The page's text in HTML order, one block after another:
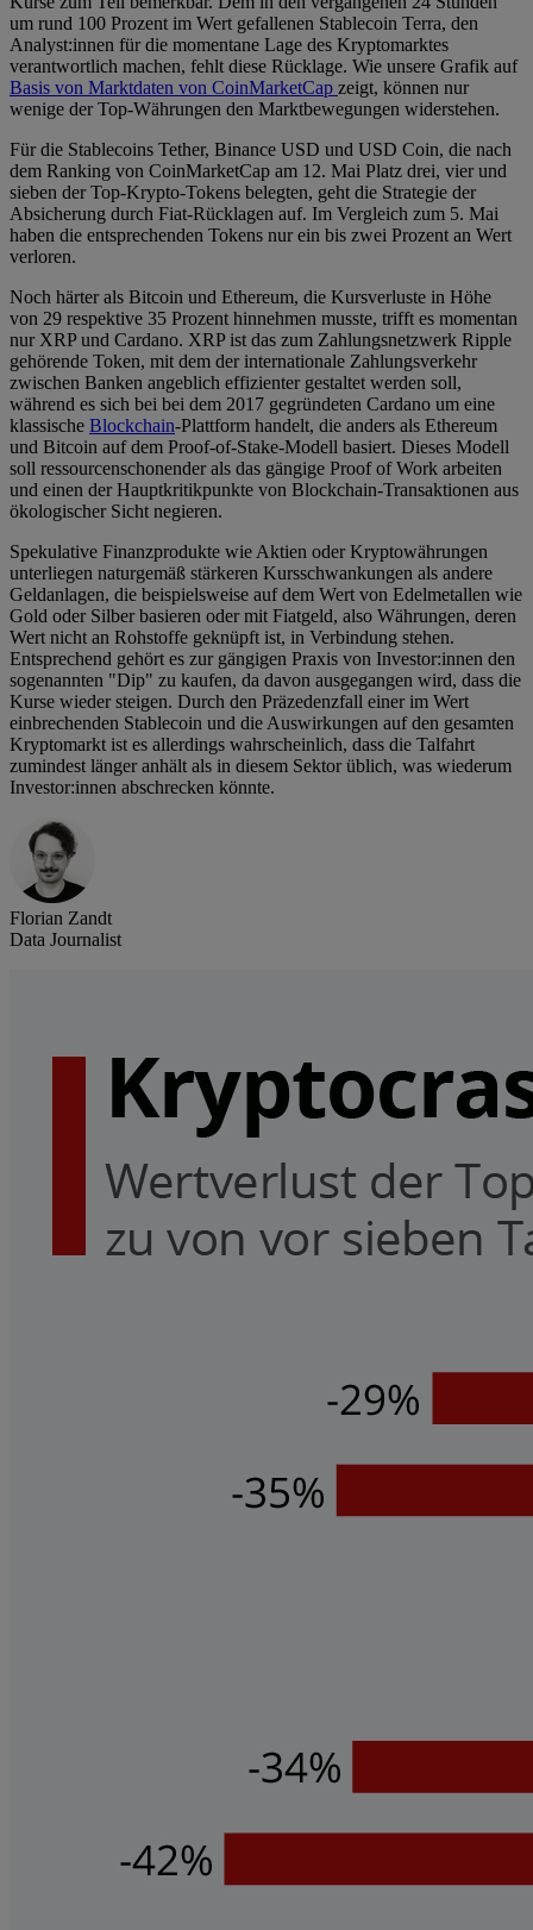
um rund 100 Prozent im Wert gefallenen Stablecoin Terra, den
Analyst:innen für die momentane Lage des Kryptomarktes
verantwortlich machen, fehlt diese Rücklage. Wie unsere Grafik auf
Basis von Marktdaten von CoinMarketCap zeigt, können nur
wenige der Top-Währungen den Marktbewegungen widerstehen.
Für die Stablecoins Tether, Binance USD und USD Coin, die nach
dem Ranking von CoinMarketCap am 12. Mai Platz drei, vier und
sieben der Top-Krypto-Tokens belegten, geht die Strategie der
Absicherung durch Fiat-Rücklagen auf. Im Vergleich zum 5. Mai
haben die entsprechenden Tokens nur ein bis zwei Prozent an Wert
verloren.
Noch härter als Bitcoin und Ethereum, die Kursverluste in Höhe
von 29 respektive 35 Prozent hinnehmen musste, trifft es momentan
nur XRP und Cardano. XRP ist das zum Zahlungsnetzwerk Ripple
gehörende Token, mit dem der internationale Zahlungsverkehr
zwischen Banken angeblich effizienter gestaltet werden soll,
während es sich bei bei dem 2017 gegründeten Cardano um eine
klassische Blockchain-Plattform handelt, die anders als Ethereum
und Bitcoin auf dem Proof-of-Stake-Modell basiert. Dieses Modell
soll ressourcenschonender als das gängige Proof of Work arbeiten
und einen der Hauptkritikpunkte von Blockchain-Transaktionen aus
ökologischer Sicht negieren.
Spekulative Finanzprodukte wie Aktien oder Kryptowährungen
unterliegen naturgemäß stärkeren Kursschwankungen als andere
Geldanlagen, die beispielsweise auf dem Wert von Edelmetallen wie
Gold oder Silber basieren oder mit Fiatgeld, also Währungen, deren
Wert nicht an Rohstoffe geknüpft ist, in Verbindung stehen.
Entsprechend gehört es zur gängigen Praxis von Investor:innen den
sogenannten "Dip" zu kaufen, da davon ausgegangen wird, dass die
Kurse wieder steigen. Durch den Präzedenzfall einer im Wert
einbrechenden Stablecoin und die Auswirkungen auf den gesamten
Kryptomarkt ist es allerdings wahrscheinlich, dass die Talfahrt
zumindest länger anhält als in diesem Sektor üblich, was wiederum
Investor:innen abschrecken könnte.
Florian Zandt
Data Journalist